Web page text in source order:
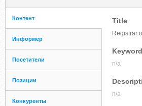
Контент
Информер
Посетители
Позиции
Конкуренты
Title
Registrar
n/a
n/a